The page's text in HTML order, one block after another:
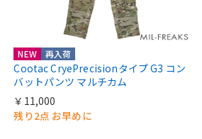
NEW 再入荷
Cootac CryePrecisionタイプ G3 コン
バットパンツ マルチカム
￥11,000
残り2点 お早めに